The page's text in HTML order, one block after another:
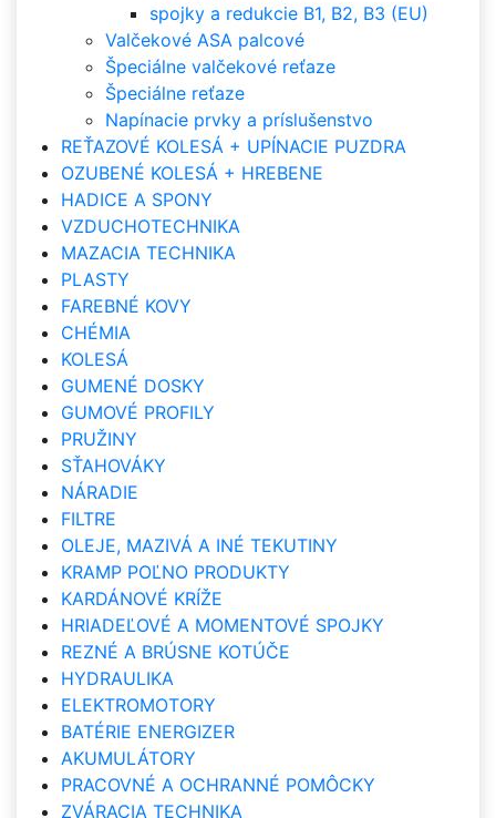
spojky a redukcie B1, B2, B3 (EU)
Valčekové ASA palcové
Špeciálne valčekové reťaze
Špeciálne reťaze
Napínacie prvky a príslušenstvo
REŤAZOVÉ KOLESÁ + UPÍNACIE PUZDRA
OZUBENÉ KOLESÁ + HREBENE
HADICE A SPONY
VZDUCHOTECHNIKA
MAZACIA TECHNIKA
PLASTY
FAREBNÉ KOVY
CHÉMIA
KOLESÁ
GUMENÉ DOSKY
GUMOVÉ PROFILY
PRUŽINY
SŤAHOVÁKY
NÁRADIE
FILTRE
OLEJE, MAZIVÁ A INÉ TEKUTINY
KRAMP POĽNO PRODUKTY
KARDÁNOVÉ KRÍŽE
HRIADEĽOVÉ A MOMENTOVÉ SPOJKY
REZNÉ A BRÚSNE KOTÚČE
HYDRAULIKA
ELEKTROMOTORY
BATÉRIE ENERGIZER
AKUMULÁTORY
PRACOVNÉ A OCHRANNÉ POMÔCKY
ZVÁRACIA TECHNIKA